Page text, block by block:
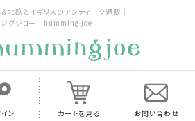
北欧とイギリスのアンティーク通販｜
ングジョー humming joe
ン カートを見る お問い合わせ